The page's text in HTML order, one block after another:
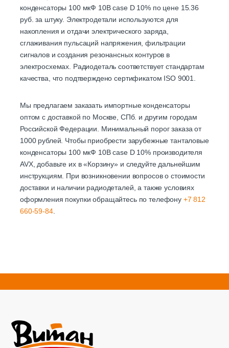
конденсаторы 100 мкФ 10В case D 10% по цене 15.36
руб. за штуку. Электродетали используются для
накопления и отдачи электрического заряда,
сглаживания пульсаций напряжения, фильтрации
сигналов и создания резонансных контуров в
электросхемах. Радиодеталь соответствует стандартам
качества, что подтверждено сертификатом ISO 9001.
Мы предлагаем заказать импортные конденсаторы
оптом с доставкой по Москве, СПб. и другим городам
Российской Федерации. Минимальный порог заказа от
1000 рублей. Чтобы приобрести зарубежные танталовые
конденсаторы 100 мкФ 10В case D 10% производителя
AVX, добавьте их в «Корзину» и следуйте дальнейшим
инструкциям. При возникновении вопросов о стоимости
доставки и наличии радиодеталей, а также условиях
оформления покупки обращайтесь по телефону +7 812
660-59-84.